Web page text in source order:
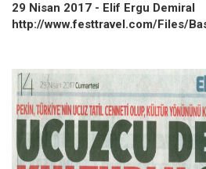
29 Nisan 2017 - Elif Ergu Demiral
http://www.festtravel.com/Files/